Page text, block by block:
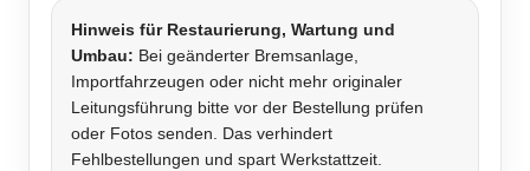
Hinweis für Restaurierung, Wartung und
Umbau: Bei geänderter Bremsanlage,
Importfahrzeugen oder nicht mehr originaler
Leitungsführung bitte vor der Bestellung prüfen
oder Fotos senden. Das verhindert
Fehlbestellungen und spart Werkstattzeit.